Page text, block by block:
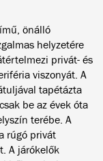
önálló
helyzetére
privát- és
viszonyát. A
tapétázta
be az évek óta
terébe. A
rúgó privát
A járókelők